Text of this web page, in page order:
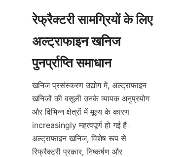
रेफ्रैक्टरी सामग्रियों के लिए
अल्ट्राफाइन खनिज
खनिज प्रसंस्करण उद्योग में, अल्ट्राफाइन
खनिजों की वसूली उनके व्यापक अनुप्रयोग
और विभिन्न क्षेत्रों में मूल्य के कारण
increasingly महत्वपूर्ण हो गई है।
अल्ट्राफाइन खनिज, विशेष रूप से
रिफ्रैक्टरी प्रकार, निष्कर्षण और